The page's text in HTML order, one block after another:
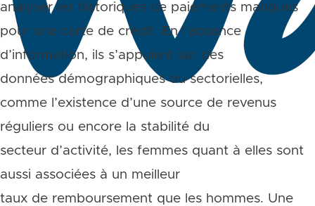
analyser les historiques de paiements manqués
pour une carte de crédit. En l’absence
d’information, ils s’appuient sur des
données démographiques ou sectorielles,
comme l’existence d’une source de revenus
réguliers ou encore la stabilité du
secteur d’activité, les femmes quant à elles sont
aussi associées à un meilleur
taux de remboursement que les hommes. Une